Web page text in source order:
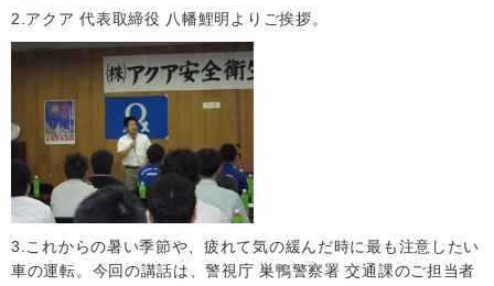
2.アクア 代表取締役 八幡鯉明よりご挨拶。
3.これからの暑い季節や、疲れて気の緩んだ時に最も注意したい
車の運転。今回の講話は、警視庁 巣鴨警察署 交通課のご担当者